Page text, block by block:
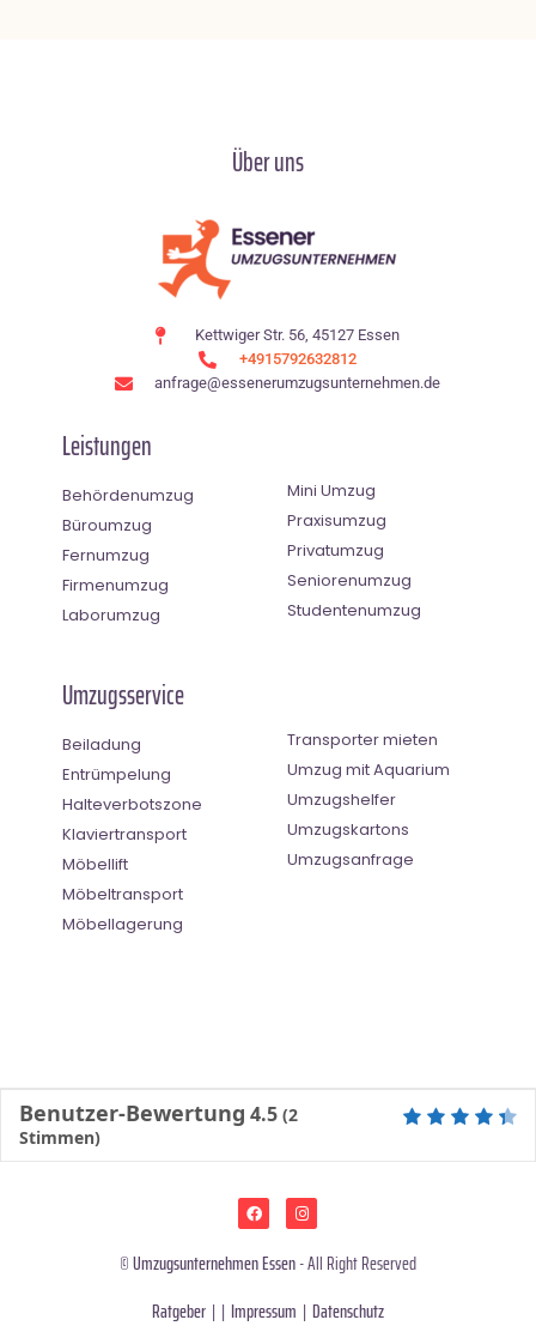
Über uns
Kettwiger Str. 56, 45127 Essen
+4915792632812
anfrage@essenerumzugsunternehmen.de
Leistungen
Behördenumzug
Büroumzug
Fernumzug
Firmenumzug
Laborumzug
Mini Umzug
Praxisumzug
Privatumzug
Seniorenumzug
Studentenumzug
Umzugsservice
Beiladung
Entrümpelung
Halteverbotszone
Klaviertransport
Möbellift
Möbeltransport
Möbellagerung
Transporter mieten
Umzug mit Aquarium
Umzugshelfer
Umzugskartons
Umzugsanfrage
Benutzer-Bewertung 4.5 (2
Stimmen)
©Umzugsunternehmen Essen- All Right Reserved
Ratgeber | | Impressum | Datenschutz